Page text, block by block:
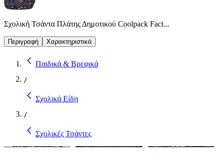
Σχολική Τσάντα Πλάτης Δημοτικού Coolpack Fact...
Περιγραφή Χαρακτηριστικά
Παιδικά & Βρεφικά
/
Σχολικά Είδη
/
Σχολικές Τσάντες